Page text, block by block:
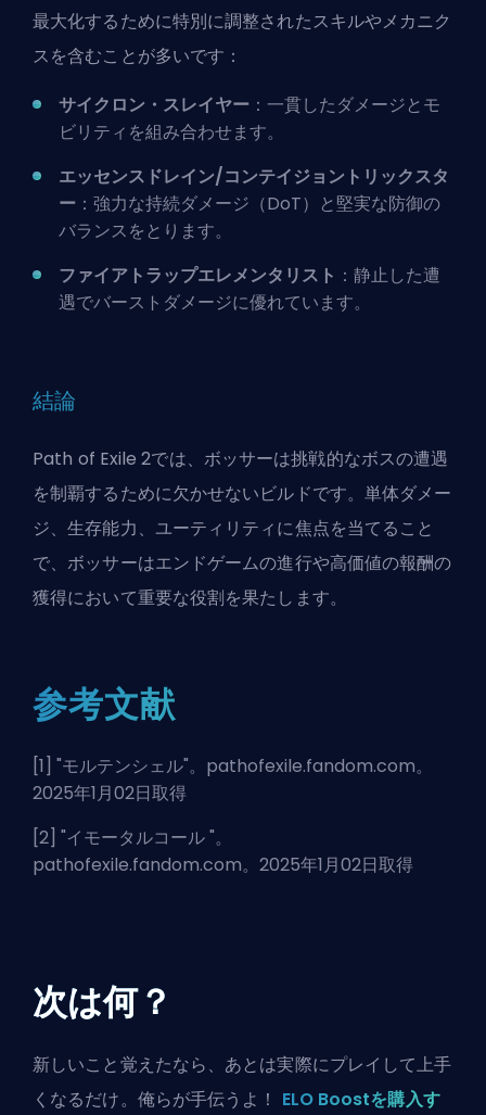
最大化するために特別に調整されたスキルやメカニク
スを含むことが多いです：
サイクロン・スレイヤー ：一貫したダメージとモ
ビリティを組み合わせます。
エッセンスドレイン/コンテイジョントリックスタ
ー ：強力な持続ダメージ （DoT）と堅実な防御の
バランスをとります。
ファイアトラップエレメンタリスト ：静止した遭
遇でバーストダメージに優れています。
結論
Path of Exile 2では、ボッサーは挑戦的なボスの遭遇
を制覇するために欠かせないビルドです。単体ダメー
ジ、生存能力、ユーティリティに焦点を当てること
で、ボッサーはエンドゲームの進行や高価値の報酬の
獲得において重要な役割を果たします。
参考文献
[1] "モルテンシェル"。pathofexile.fandom.com。
2025年1月02日取得
[2] "イモータルコール"。
pathofexile.fandom.com。2025年1月02日取得
次は何？
新しいこと覚えたなら、あとは実際にプレイして上手
くなるだけ。俺らが手伝うよ！ ELO Boostを購入す